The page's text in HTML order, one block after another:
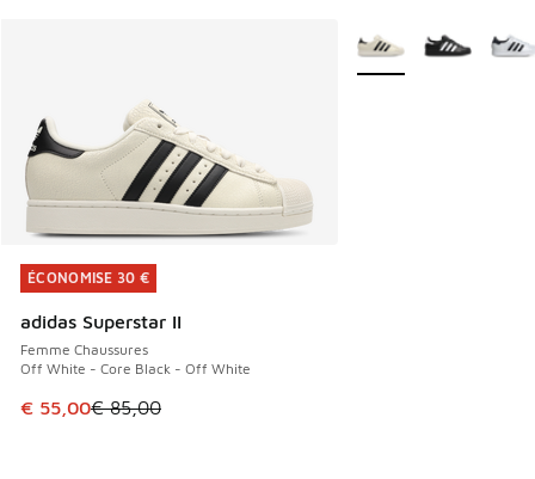
ÉCONOMISE 30 €
adidas Superstar II
Femme Chaussures
Off White - Core Black - Off White
Cet article est en promotion. Prix en baisse de € 85,00 à
€ 55,00€ 85,00
ÉCONOMISE 30 €
Plus de couleurs